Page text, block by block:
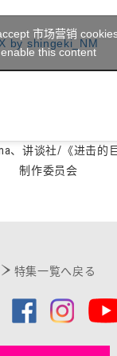
X by shingeki_NM
市场营销
enable this content
、讲谈社/《进击的
制作委员会
特集一覧へ戻る